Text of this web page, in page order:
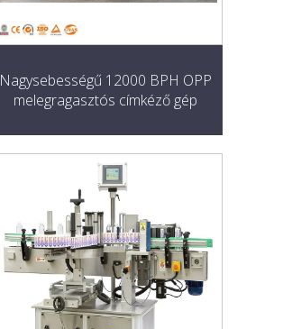
Nagysebességű 12000 BPH OPP
melegragasztós címkéző gép